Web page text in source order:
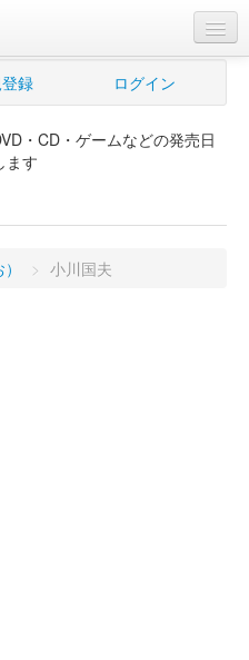
録 ログイン
・CD・ゲームなどの発売日
ます
> 小川国夫